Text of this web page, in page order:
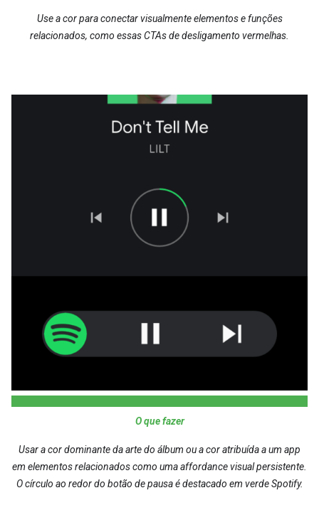
Use a cor para conectar visualmente elementos e funções
relacionados, como essas CTAs de desligamento vermelhas.
O que fazer
Usar a cor dominante da arte do álbum ou a cor atribuída a um app
em elementos relacionados como uma affordance visual persistente.
O círculo ao redor do botão de pausa é destacado em verde Spotify.